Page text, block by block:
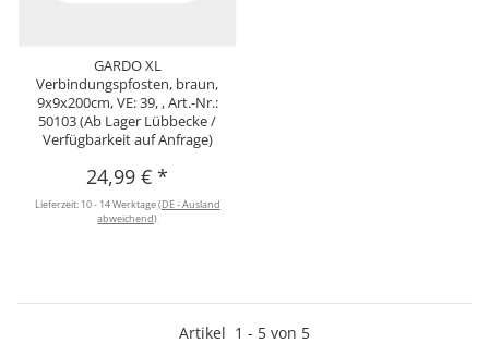
GARDO XL
Verbindungspfosten, braun,
9x9x200cm, VE: 39, , Art.-Nr.:
50103 (Ab Lager Lübbecke /
Verfügbarkeit auf Anfrage)
24,99 €*
Lieferzeit: 10 - 14 Werktage(DE - Ausland
abweichend)
Artikel 1 - 5 von 5